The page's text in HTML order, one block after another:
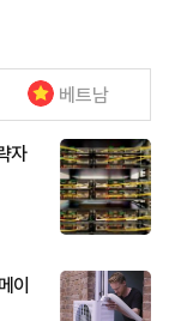
베트남
자
이